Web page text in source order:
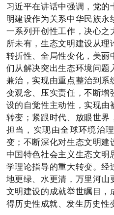
习近平在讲话中强调，党
明建设作为关系中华民族
一系列开创性工作，决心
所未有，生态文明建设从理
转折性、全局性变化，美
们从解决突出生态环境问
兼治，实现由重点整治到
变观念、压实责任，不断
设的自觉性主动性，实现
转变；紧跟时代、放眼世
担当，实现由全球环境治
变；不断深化对生态文明
中国特色社会主义生态文
学理论指导的重大转变。经
地更绿、水更清，万里河
文明建设的成就举世瞩目，
得历史性成就、发生历史性